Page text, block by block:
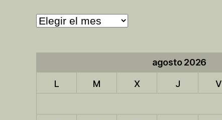
Archivo
de
agosto 2026
L M X J V